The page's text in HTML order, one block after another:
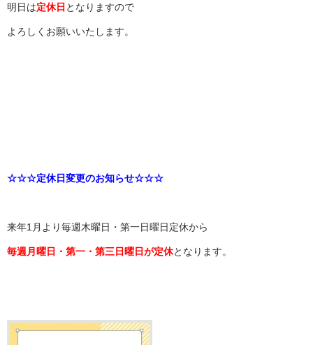
明日は定休日 となりますので
よろしくお願いいたします。
☆☆☆定休日変更のお知らせ☆☆☆
来年1月より毎週木曜日・第一日曜日定休から
毎週月曜日・第一・第三日曜日が定休となります。